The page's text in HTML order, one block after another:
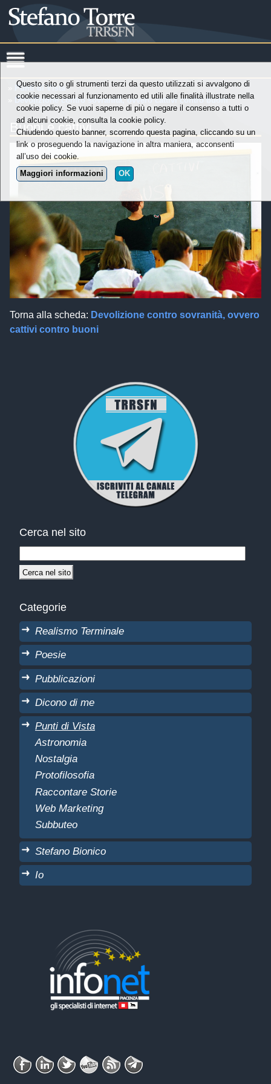
Punti di Vista
Devolizione contro sovranità, ovvero cattivi contro buoni
Buoni e cattivi
Torna alla scheda: Devolizione contro sovranità, ovvero
cattivi contro buoni
Cerca nel sito
Categorie
Realismo Terminale
Poesie
Pubblicazioni
Dicono di me
Punti di Vista
Astronomia
Nostalgia
Protofilosofia
Raccontare Storie
Web Marketing
Subbuteo
Stefano Bionico
Io
Questo sito o gli strumenti terzi da questo utilizzati si avvalgono di
cookie necessari al funzionamento ed utili alle finalità illustrate nella
cookie policy. Se vuoi saperne di più o negare il consenso a tutti o
ad alcuni cookie, consulta la cookie policy.
Chiudendo questo banner, scorrendo questa pagina, cliccando su un
link o proseguendo la navigazione in altra maniera, acconsenti
all’uso dei cookie.
Maggiori informazioni
OK